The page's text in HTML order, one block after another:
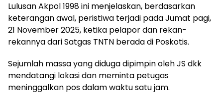
Lulusan Akpol 1998 ini menjelaskan, berdasarkan
keterangan awal, peristiwa terjadi pada Jumat pagi,
21 November 2025, ketika pelapor dan rekan-
rekannya dari Satgas TNTN berada di Poskotis.
Sejumlah massa yang diduga dipimpin oleh JS dkk
mendatangi lokasi dan meminta petugas
meninggalkan pos dalam waktu satu jam.